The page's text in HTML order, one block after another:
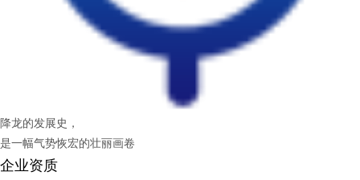
降龙的发展史，
是一幅气势恢宏的壮丽画卷
企业资质